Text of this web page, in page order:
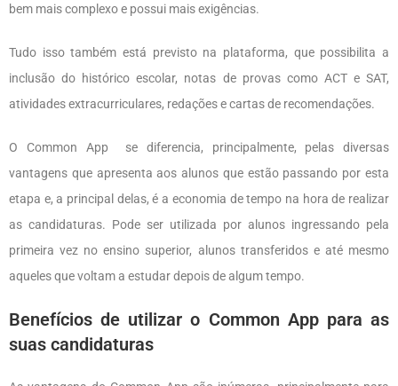
bem mais complexo e possui mais exigências.
Tudo isso também está previsto na plataforma, que possibilita a
inclusão do histórico escolar, notas de provas como ACT e SAT,
atividades extracurriculares, redações e cartas de recomendações.
O Common App se diferencia, principalmente, pelas diversas
vantagens que apresenta aos alunos que estão passando por esta
etapa e, a principal delas, é a economia de tempo na hora de realizar
as candidaturas. Pode ser utilizada por alunos ingressando pela
primeira vez no ensino superior, alunos transferidos e até mesmo
aqueles que voltam a estudar depois de algum tempo.
Benefícios de utilizar o Common App para as
suas candidaturas